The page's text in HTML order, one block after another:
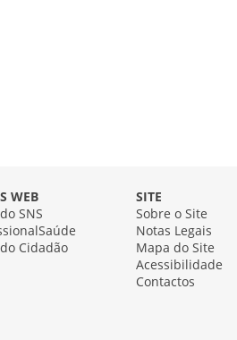
WEB
SNS
Cidadão
SITE
Sobre o Site
Notas Legais
Mapa do Site
Acessibilidade
Contactos